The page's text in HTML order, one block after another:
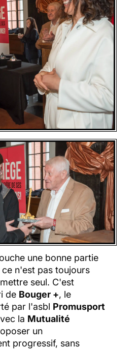
une bonne partie
n'est pas toujours
seul. C'est
de Bouger +, le
par l'asbl Promusport
la Mutualité
un
progressif, sans